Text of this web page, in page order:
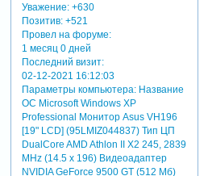
Уважение: +630
Позитив: +521
Провел на форуме:
1 месяц 0 дней
Последний визит:
02-12-2021 16:12:03
Параметры компьютера:Название
ОС Microsoft Windows XP
Professional Монитор Asus VH196
[19" LCD] (95LMIZ044837) Тип ЦП
DualCore AMD Athlon II X2 245, 2839
MHz (14.5 x 196) Видеоадаптер
NVIDIA GeForce 9500 GT (512 Мб)